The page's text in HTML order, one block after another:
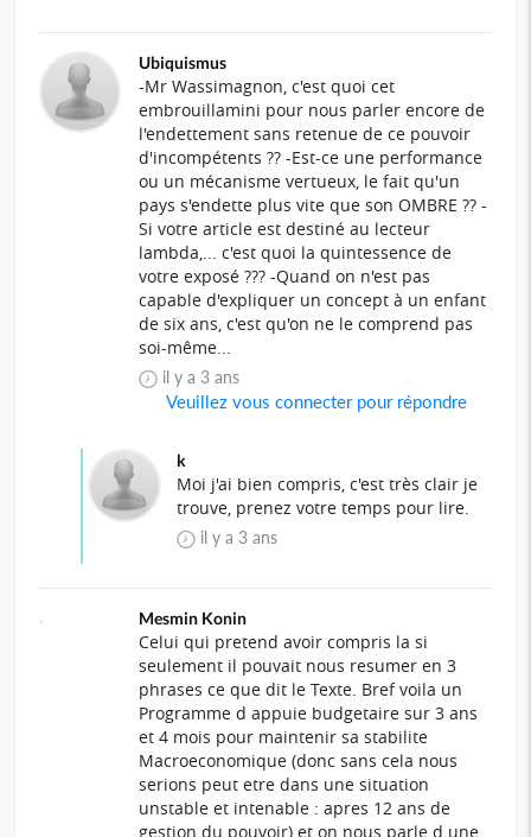
Ubiquismus
-Mr Wassimagnon, c'est quoi cet
embrouillamini pour nous parler encore de
l'endettement sans retenue de ce pouvoir
d'incompétents ?? -Est-ce une performance
ou un mécanisme vertueux, le fait qu'un
pays s'endette plus vite que son OMBRE ?? -
Si votre article est destiné au lecteur
lambda,... c'est quoi la quintessence de
votre exposé ??? -Quand on n'est pas
capable d'expliquer un concept à un enfant
de six ans, c'est qu'on ne le comprend pas
soi-même...
il y a 3 ans
Veuillez vous connecter pour répondre
k
Moi j'ai bien compris, c'est très clair je
trouve, prenez votre temps pour lire.
il y a 3 ans
Mesmin Konin
Celui qui pretend avoir compris la si
seulement il pouvait nous resumer en 3
phrases ce que dit le Texte. Bref voila un
Programme d appuie budgetaire sur 3 ans
et 4 mois pour maintenir sa stabilite
Macroeconomique (donc sans cela nous
serions peut etre dans une situation
unstable et intenable : apres 12 ans de
gestion du pouvoir) et on nous parle d une